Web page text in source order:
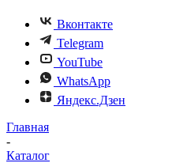
Вконтакте
Telegram
YouTube
WhatsApp
Яндекс.Дзен
Главная
-
Каталог